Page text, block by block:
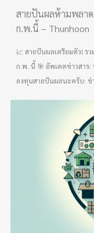
สายปันผลห้ามพลา
ก.พ.นี้ – Thunhoon
📈 สายปันผลเตรียมตัว! ร
ก.พ. นี้ 🎯 อัพเดตข่าวสาร
ลงทุนสายปันผลนะครับ: ข่